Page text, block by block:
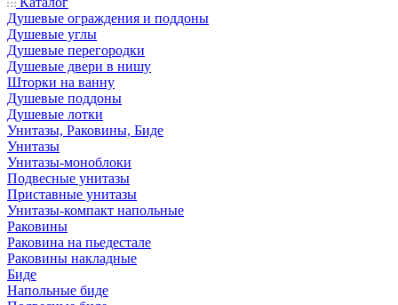
Душевые ограждения и поддоны
Душевые углы
Душевые перегородки
Душевые двери в нишу
Шторки на ванну
Душевые поддоны
Душевые лотки
Унитазы, Раковины, Биде
Унитазы
Унитазы-моноблоки
Подвесные унитазы
Приставные унитазы
Унитазы-компакт напольные
Раковины
Раковина на пьедестале
Раковины накладные
Биде
Напольные биде